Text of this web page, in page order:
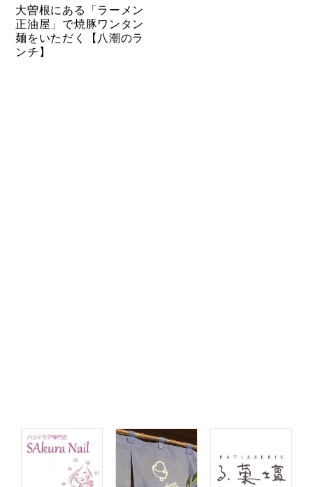
大曽根にある「ラーメン
正油屋」で焼豚ワンタン
麺をいただく【八潮のラ
ンチ】